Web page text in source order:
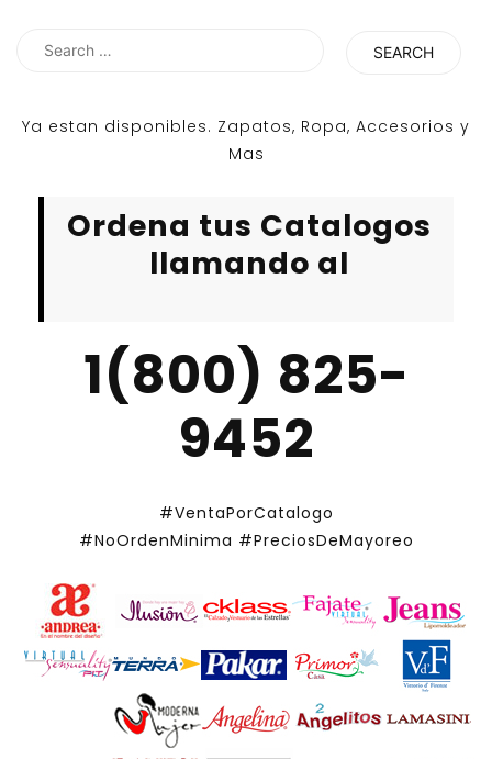
Search
Ya estan disponibles. Zapatos, Ropa, Accesorios y
Mas
Ordena tus Catalogos
llamando al
1(800) 825-
9452
#VentaPorCatalogo
#NoOrdenMinima #PreciosDeMayoreo